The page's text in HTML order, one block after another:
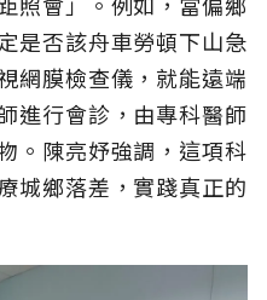
是否該舟車勞頓下山急
網膜檢查儀，就能遠端
進行會診，由專科醫師
。陳亮妤強調，這項科
城鄉落差，實踐真正的